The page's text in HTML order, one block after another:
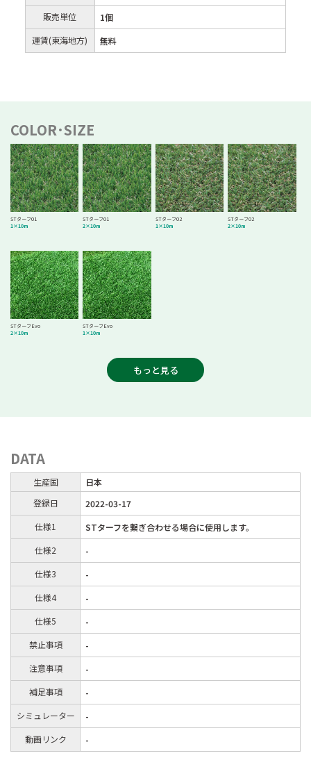
販売単位
1個
運賃(東海地方)
無料
COLOR･SIZE
STターフ01
1×10m
STターフ01
2×10m
STターフ02
1×10m
STターフ02
2×10m
STターフEvo
2×10m
STターフEvo
1×10m
もっと見る
DATA
生産国
日本
登録日
2022-03-17
仕様1
STターフを繋ぎ合わせる場合に使用します。
仕様2
-
仕様3
-
仕様4
-
仕様5
-
禁止事項
-
注意事項
-
補足事項
-
シミュレーター
-
動画リンク
-